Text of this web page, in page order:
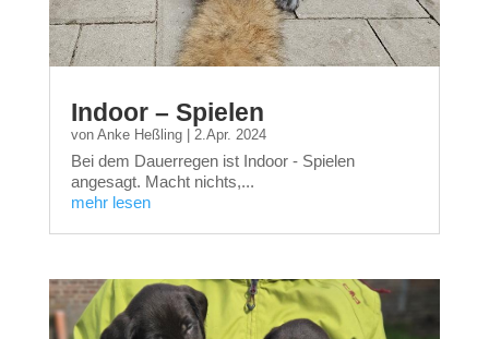
Indoor – Spielen
von Anke Heßling| 2.Apr. 2024
Bei dem Dauerregen ist Indoor - Spielen
angesagt. Macht nichts,...
mehr lesen